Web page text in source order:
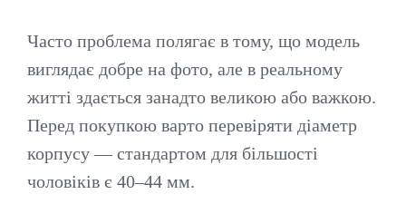
Часто проблема полягає в тому, що модель
виглядає добре на фото, але в реальному
житті здається занадто великою або важкою.
Перед покупкою варто перевіряти діаметр
корпусу — стандартом для більшості
чоловіків є 40–44 мм.